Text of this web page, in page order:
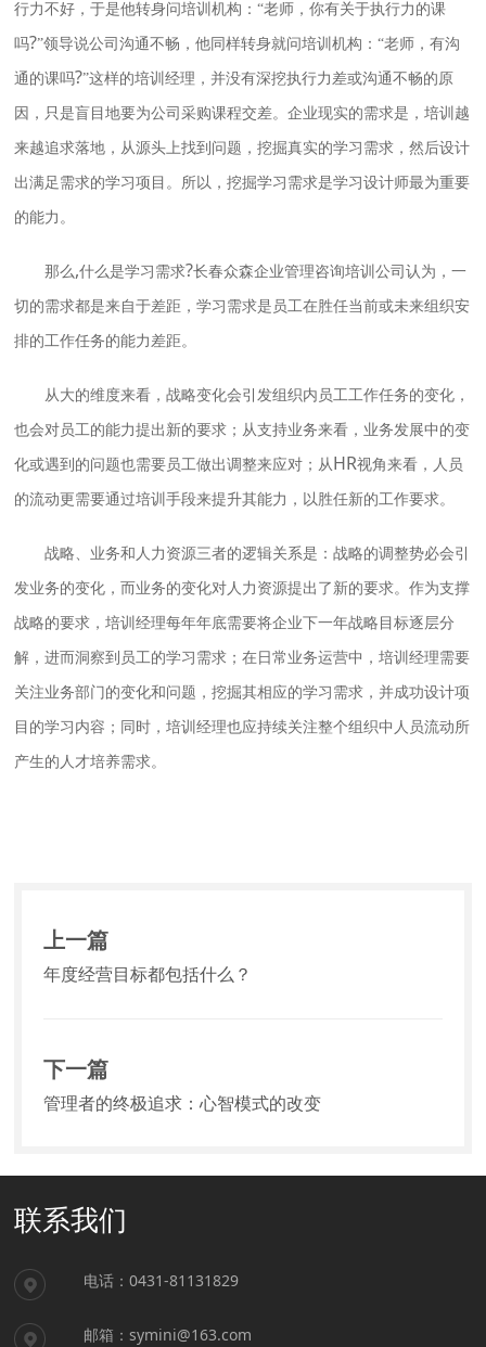
行力不好，于是他转身问培训机构：“老师，你有关于执行力的课
吗?”领导说公司沟通不畅，他同样转身就问培训机构：“老师，有沟
通的课吗?”这样的培训经理，并没有深挖执行力差或沟通不畅的原
因，只是盲目地要为公司采购课程交差。企业现实的需求是，培训越
来越追求落地，从源头上找到问题，挖掘真实的学习需求，然后设计
出满足需求的学习项目。所以，挖掘学习需求是学习设计师最为重要
的能力。
那么,什么是学习需求?长春众森企业管理咨询培训公司认为，一
切的需求都是来自于差距，学习需求是员工在胜任当前或未来组织安
排的工作任务的能力差距。
从大的维度来看，战略变化会引发组织内员工工作任务的变化，
也会对员工的能力提出新的要求；从支持业务来看，业务发展中的变
化或遇到的问题也需要员工做出调整来应对；从HR视角来看，人员
的流动更需要通过培训手段来提升其能力，以胜任新的工作要求。
战略、业务和人力资源三者的逻辑关系是：战略的调整势必会引
发业务的变化，而业务的变化对人力资源提出了新的要求。作为支撑
战略的要求，培训经理每年年底需要将企业下一年战略目标逐层分
解，进而洞察到员工的学习需求；在日常业务运营中，培训经理需要
关注业务部门的变化和问题，挖掘其相应的学习需求，并成功设计项
目的学习内容；同时，培训经理也应持续关注整个组织中人员流动所
产生的人才培养需求。
上一篇
年度经营目标都包括什么？
下一篇
管理者的终极追求：心智模式的改变
联系我们
电话：0431-81131829
邮箱：symini@163.com